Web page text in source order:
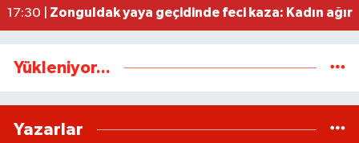
17:30 | Zonguldak yaya geçidinde feci kaza: Kadın ağır
Yükleniyor...
Yazarlar